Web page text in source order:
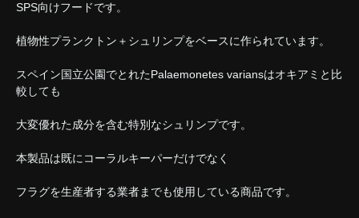
SPS向けフードです。
植物性プランクトン＋シュリンプをベースに作られています。
スペイン国立公園でとれたPalaemonetes variansはオキアミと比
較しても
大変優れた成分を含む特別なシュリンプです。
本製品は既にコーラルキーパーだけでなく
フラグを生産者する業者までも使用している商品です。